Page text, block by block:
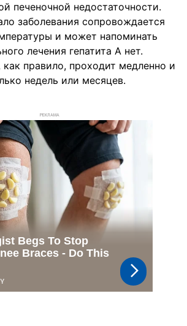
печеночной недостаточности.
заболевания сопровождается
и может напоминать
лечения гепатита А нет.
правило, проходит медленно и
недель или месяцев.
РЕКЛАМА